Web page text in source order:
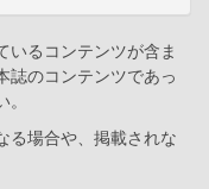
るコンテンツが含ま
誌のコンテンツであっ
る場合や、掲載されな